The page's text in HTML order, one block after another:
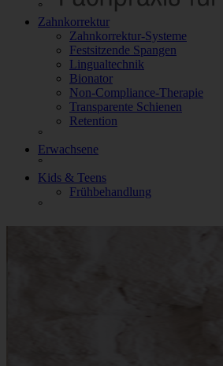
°
Zahnkorrektur
Zahnkorrektur-Systeme
Festsitzende Spangen
Lingualtechnik
Bionator
Non-Compliance-Therapie
Transparente Schienen
Retention
°
Erwachsene
°
Kids & Teens
Frühbehandlung
°